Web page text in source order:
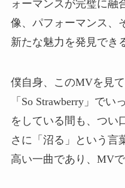
ォーマンスが完璧に融
像、パフォーマンス、
新たな魅力を発見でき
僕自身、このMVを見
「So Strawberry」で
をしている間も、つい
さに「沼る」という言
高い一曲であり、MVで